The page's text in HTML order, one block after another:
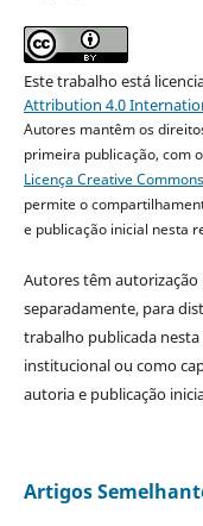
Este trabalho está
Attribution 4.0
Autores mantêm os
primeira publicação, com
Licença Creative
permite o
e publicação inicial nesta
Autores têm
separadamente, para
trabalho publicada
institucional ou como
autoria e publicação
Artigos